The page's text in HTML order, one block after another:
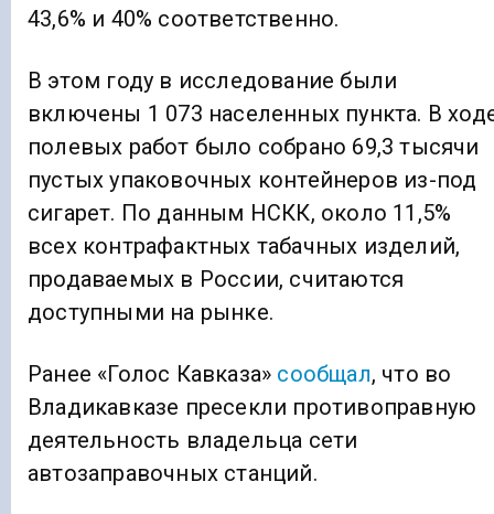
43,6% и 40% соответственно.
В этом году в исследование были
включены 1 073 населенных пункта. В
полевых работ было собрано 69,3 тысячи
пустых упаковочных контейнеров из-под
сигарет. По данным НСКК, около 11,5%
всех контрафактных табачных изделий,
продаваемых в России, считаются
доступными на рынке.
Ранее «Голос Кавказа» сообщал, что во
Владикавказе пресекли противоправную
деятельность владельца сети
автозаправочных станций.